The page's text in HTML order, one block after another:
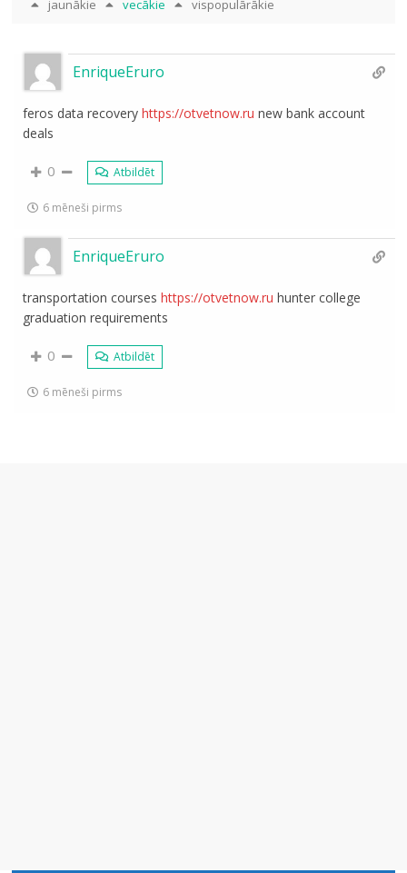
jaunākie vecākie vispopulārākie
EnriqueEruro
feros data recoveryhttps://otvetnow.ru new bank account
deals
0 Atbildēt
6 mēneši pirms
EnriqueEruro
transportation courseshttps://otvetnow.ru hunter college
graduation requirements
0 Atbildēt
6 mēneši pirms